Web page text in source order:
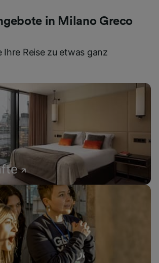
in Milano Greco
Ihre Reise zu etwas ganz